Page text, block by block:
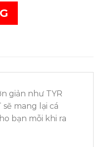
giản như TYR
sẽ mang lại cá
bạn mỗi khi ra